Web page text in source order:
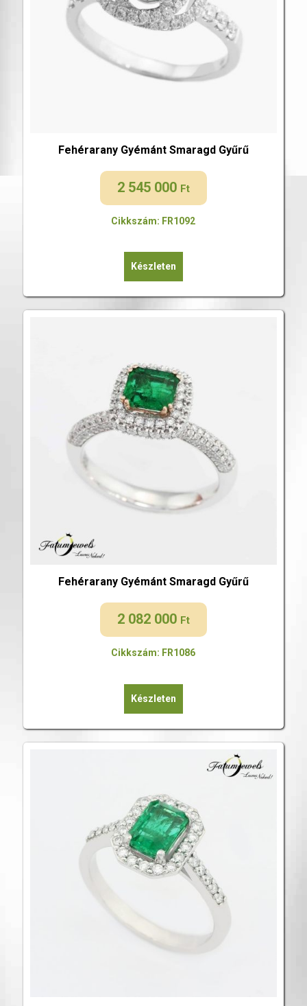
Fehérarany Gyémánt Smaragd Gyűrű
2 545 000 Ft
Cikkszám: FR1092
Készleten
Fehérarany Gyémánt Smaragd Gyűrű
2 082 000 Ft
Cikkszám: FR1086
Készleten